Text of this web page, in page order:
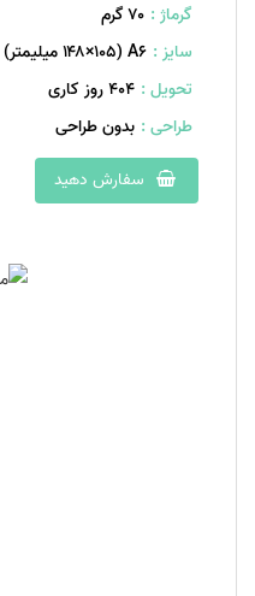
گرماژ : ۷۰ گرم
سایز : A۶ (۱۴۸×۱۰۵ میلیمتر)
تحویل : 404 روز کاری
طراحی : بدون طراحی
سفارش دهید